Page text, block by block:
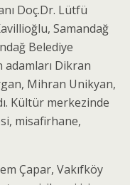
Doç.Dr. Lütfü
Samandağ
Belediye
Dikran
Mihran Unikyan,
Kültür merkezinde
misafirhane,
Çapar, Vakıfköy